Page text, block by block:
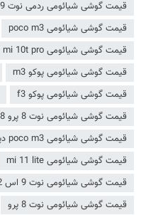
قیمت گوشی شیائومی ردمی نوت 9 اس دیجی کالا
قیمت گوشی شیائومی poco m3
قیمت گوشی شیائومی mi 10t pro
قیمت گوشی شیائومی پوکو m3
قیمت گوشی شیائومی پوکو f3
قیمت گوشی شیائومی نوت 8 پرو 128 گیگ
قیمت گوشی شیائومی poco m3 دیجی کالا
قیمت گوشی شیائومی mi 11 lite
قیمت گوشی شیائومی نوت 9 اس 12 گیگ
قیمت گوشی شیائومی نوت 8 پرو